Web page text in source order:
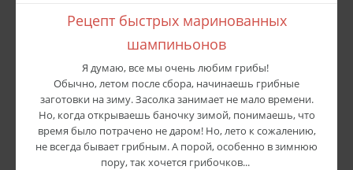
Рецепт быстрых маринованных
шампиньонов
Я думаю, все мы очень любим грибы!
Обычно, летом после сбора, начинаешь грибные
заготовки на зиму. Засолка занимает не мало времени.
Но, когда открываешь баночку зимой, понимаешь, что
время было потрачено не даром! Но, лето к сожалению,
не всегда бывает грибным. А порой, особенно в зимнюю
пору, так хочется грибочков...